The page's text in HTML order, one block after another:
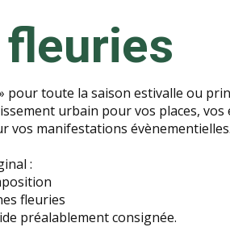
pour toute la saison estivalle ou
urbain pour vos places, vos
vos manifestations évènementielles.
:
fleuries
préalablement consignée.